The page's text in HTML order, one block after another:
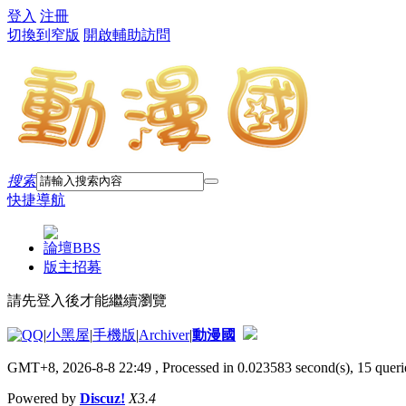
登入 注冊
切換到窄版 開啟輔助訪問
搜索
快捷導航
論壇BBS
版主招募
請先登入後才能繼續瀏覽
|小黑屋|手機版|Archiver|動漫國
GMT+8, 2026-8-8 22:49 , Processed in 0.023583 second(s), 15
Powered by Discuz! X3.4